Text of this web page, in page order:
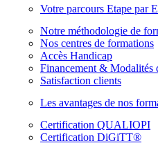
Votre parcours Etape par
Notre méthodologie de
Nos centres de formations
Accès Handicap
Financement & Modalités
Satisfaction clients
Les avantages de nos
Certification QUALIOPI
Certification DiGiTT®